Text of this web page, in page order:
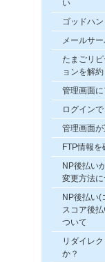
い
ゴッドハ
メールサ
たまごリ
ョンを解
管理画面
ログイン
管理画面
FTP情報
NP後払い
変更方法
NP後払い(
スコア後
ついて
リダイレ
か？